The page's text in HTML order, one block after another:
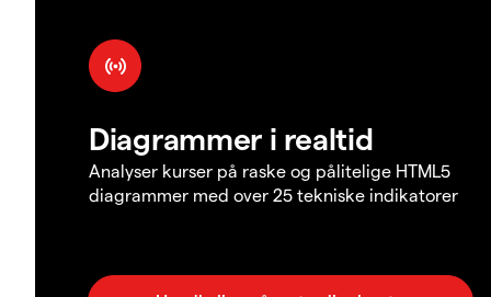
Diagrammer i realtid
Analyser kurser på raske og pålitelige HTML5
diagrammer med over 25 tekniske indikatorer